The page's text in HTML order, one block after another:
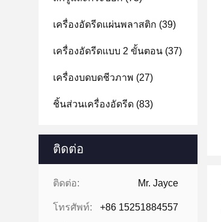
เครื่องอัดรีดแผ่นพลาสติก (39)
เครื่องอัดรีดแบบ 2 ขั้นตอน (37)
เครื่องบดบดชีวภาพ (27)
ชิ้นส่วนเครื่องอัดรีด (83)
ติดต่อ
ติดต่อ: Mr. Jayce
โทรศัพท์: +86 15251884557